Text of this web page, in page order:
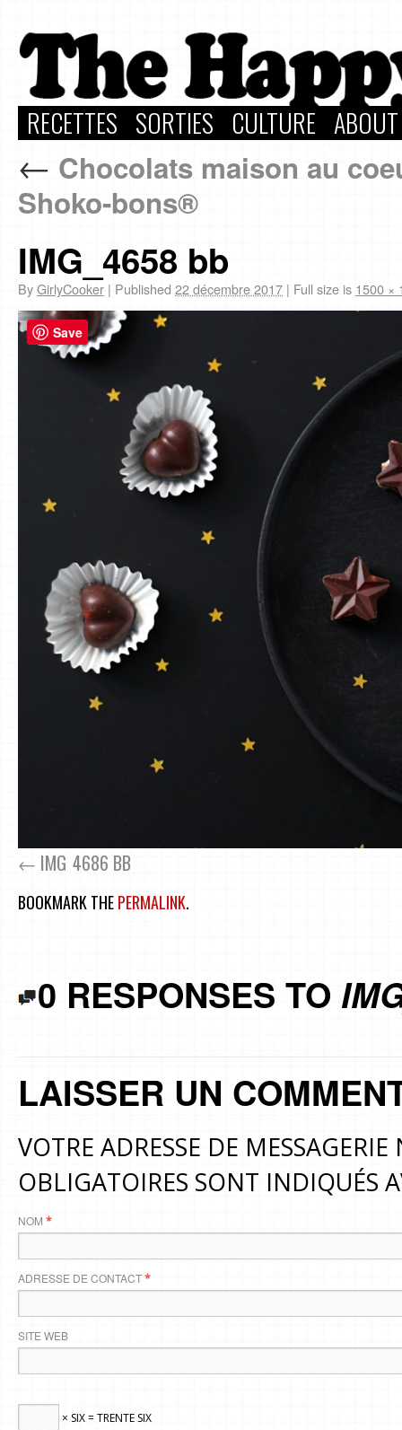
RECETTES SORTIES CULTURE
← Chocolats maison au
Shoko-bons®
IMG_4658 bb
ByGirlyCooker | Published 22 décembre 2017 | Full size is 1500 ×
IMG_4686 BB
BOOKMARK THEPERMALINK.
0 RESPONSES TO
LAISSER UN
VOTRE ADRESSE DE
OBLIGATOIRES SONT INDIQUÉS
NOM *
ADRESSE DE CONTACT*
SITE WEB
× SIX = TRENTE SIX
Save